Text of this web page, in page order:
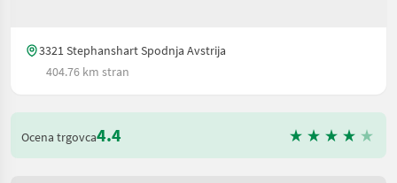
3321 Stephanshart Spodnja Avstrija
404.76 km stran
Ocena trgovca4.4